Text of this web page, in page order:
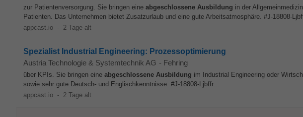
zur Patientenversorgung. Sie bringen eine abgeschlossene Ausbildung in der
Patienten. Das Unternehmen bietet Zusatzurlaub und eine gute Arbeitsatmosphäre. #J-18808-
appcast.io - 2 Tage alt
Spezialist Industrial Engineering: Prozessoptimierung
Austria Technologie & Systemtechnik AG - Fehring
über KPIs. Sie bringen eine abgeschlossene Ausbildung im Industrial Engineering oder
sowie sehr gute Deutsch- und Englischkenntnisse. #J-18808-Ljbffr...
appcast.io - 2 Tage alt